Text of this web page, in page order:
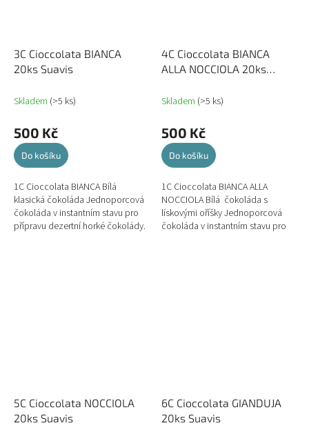
3C Cioccolata BIANCA
20ks Suavis
Skladem (>5 ks)
500 Kč
Do košíku
1C Cioccolata BIANCA Bílá
klasická čokoláda Jednoporcová
čokoláda v instantním stavu pro
přípravu dezertní horké čokolády.
4C Cioccolata BIANCA
ALLA NOCCIOLA 20ks
Skladem (>5 ks)
500 Kč
Do košíku
1C Cioccolata BIANCA ALLA
NOCCIOLA Bílá čokoláda s
lískovými oříšky Jednoporcová
čokoláda v instantním stavu pro
5C Cioccolata NOCCIOLA
20ks Suavis
6C Cioccolata GIANDUJA
20ks Suavis